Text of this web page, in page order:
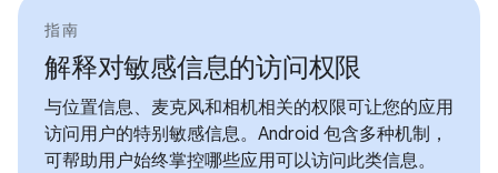
指南
解释对敏感信息的访问权限
与位置信息、麦克风和相机相关的权限可让您的应用
访问用户的特别敏感信息。Android 包含多种机制，
可帮助用户始终掌控哪些应用可以访问此类信息。